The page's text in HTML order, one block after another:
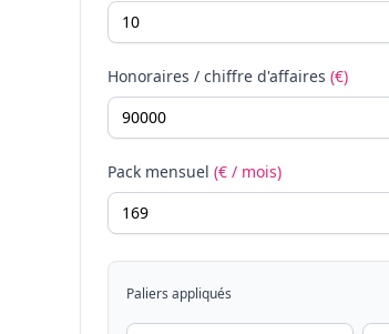
Honoraires / chiffre d'affaires (€)
Pack mensuel (€ / mois)
Paliers appliqués